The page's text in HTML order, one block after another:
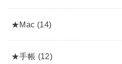
★Mac (14)
★手帳 (12)